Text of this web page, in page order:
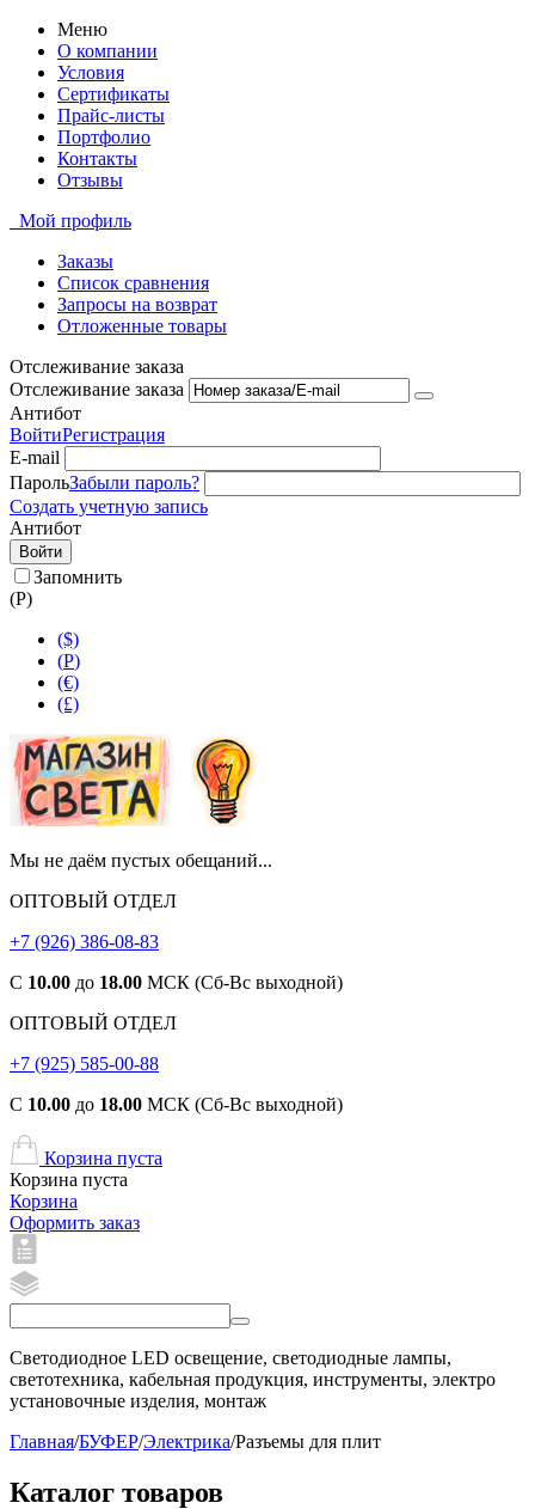
Меню
О компании
Условия
Сертификаты
Прайс-листы
Портфолио
Контакты
Отзывы
Мой профиль
Заказы
Список сравнения
Запросы на возврат
Отложенные товары
Отслеживание заказа
Отслеживание заказа
Антибот
ВойтиРегистрация
E-mail
ПарольЗабыли пароль?
Создать учетную запись
Антибот
Войти
Запомнить
(Р)
($)
(Р)
(€)
(£)
Мы не даём пустых обещаний...
ОПТОВЫЙ ОТДЕЛ
+7 (926) 386-08-83
С 10.00 до 18.00 МСК (Сб-Вс выходной)
ОПТОВЫЙ ОТДЕЛ
+7 (925) 585-00-88
С 10.00 до 18.00 МСК (Сб-Вс выходной)
Корзина пуста
Корзина пуста
Корзина
Оформить заказ
Светодиодное LED освещение, светодиодные лампы,
светотехника, кабельная продукция, инструменты, электро
установочные изделия, монтаж
Главная/БУФЕР/Электрика/Разъемы для плит
Каталог товаров